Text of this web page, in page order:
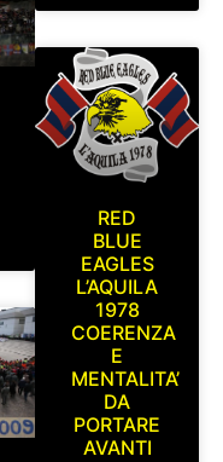
RED
BLUE
EAGLES
L’AQUILA
1978
COERENZA
E
MENTALITA’
DA
PORTARE
AVANTI